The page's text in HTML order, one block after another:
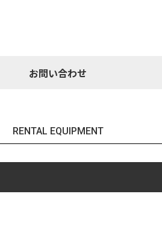
お問い合わせ
RENTAL EQUIPMENT